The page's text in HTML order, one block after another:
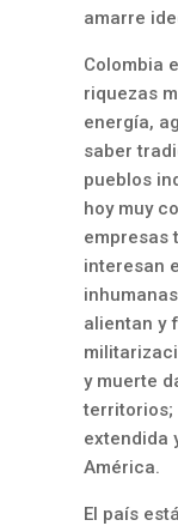
amarre
Colombia
riquezas
energía,
saber
pueblos
hoy muy
empresas
interesan
alientan y
y muerte
territorios;
extendida
América.
El país